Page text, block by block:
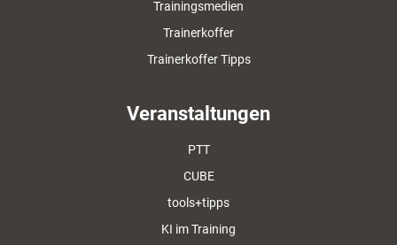
Trainingsmedien
Trainerkoffer
Trainerkoffer Tipps
Veranstaltungen
PTT
CUBE
tools+tipps
KI im Training